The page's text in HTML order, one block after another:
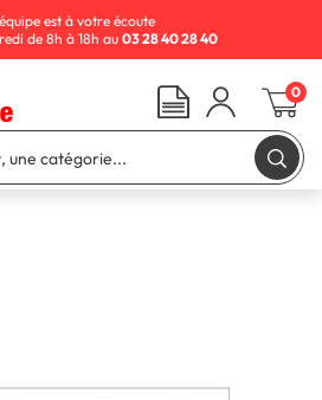
est à votre écoute
de 8h à 18h au03 28 40 28 40
0